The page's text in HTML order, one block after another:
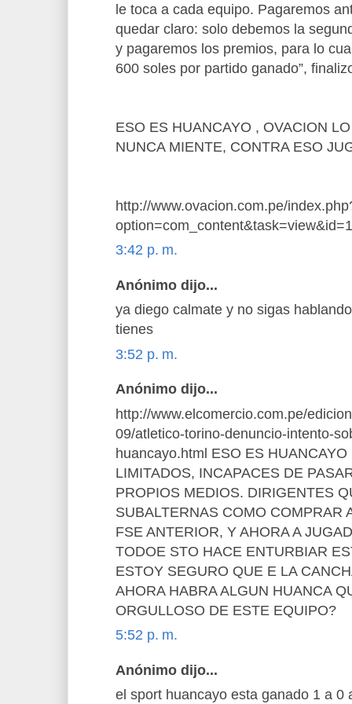
le toca a cada equipo. Pagaremos
quedar claro: solo debemos la
y pagaremos los premios, para lo
600 soles por partido ganado”,
ESO ES HUANCAYO , OVACION
NUNCA MIENTE, CONTRA ESO
http://www.ovacion.com.pe/
3:42 p. m.
Anónimo dijo...
ya diego calmate y no sigas
tienes
3:52 p. m.
Anónimo dijo...
http://www.elcomercio.com.pe/
09/atletico-torino-denuncio-intento-
huancayo.html ESO ES
LIMITADOS, INCAPACES DE
PROPIOS MEDIOS. DIRIGENTES
SUBALTERNAS COMO COMPRAR
FSE ANTERIOR, Y AHORA A
TODOE STO HACE ENTURBIAR
ESTOY SEGURO QUE E LA
AHORA HABRA ALGUN HUANCA
ORGULLOSO DE ESTE EQUIPO?
5:52 p. m.
Anónimo dijo...
el sport huancayo esta ganado 1 a 0